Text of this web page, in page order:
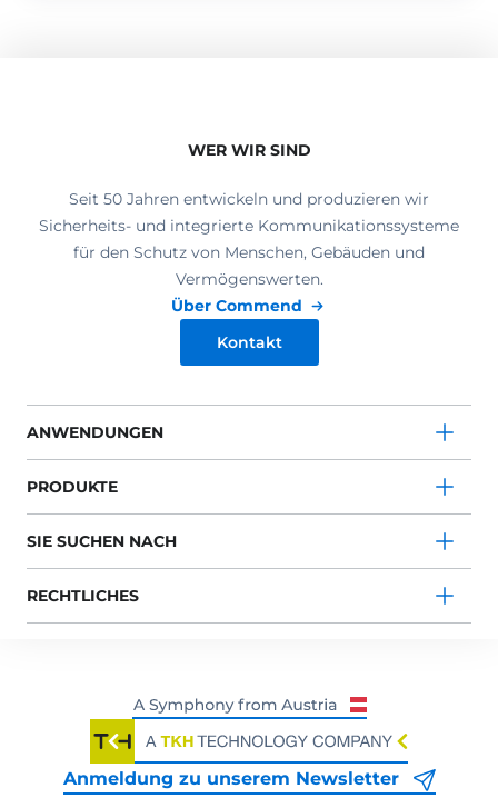
WER WIR SIND
Seit 50 Jahren entwickeln und produzieren wir
Sicherheits- und integrierte Kommunikationssysteme
für den Schutz von Menschen, Gebäuden und
Vermögenswerten.
Über Commend
Kontakt
ANWENDUNGEN
PRODUKTE
SIE SUCHEN NACH
RECHTLICHES
Anmeldung zu unserem Newsletter